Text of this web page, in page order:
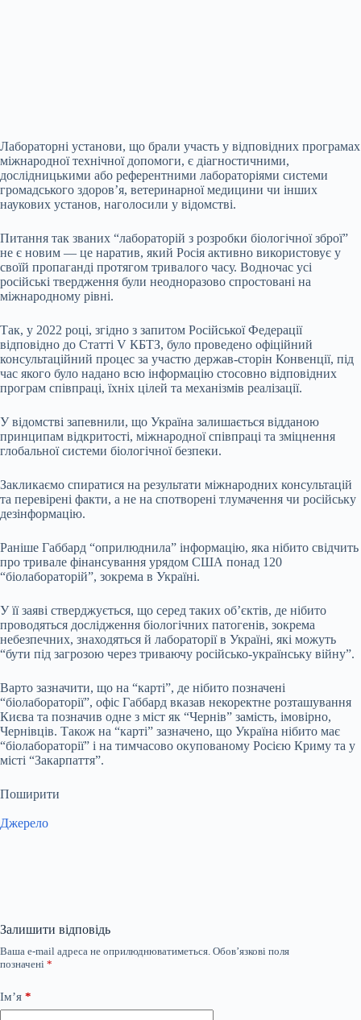
Лабораторні установи, що брали участь у відповідних програмах
міжнародної технічної допомоги, є діагностичними,
дослідницькими або референтними лабораторіями системи
громадського здоров’я, ветеринарної медицини чи інших
наукових установ, наголосили у відомстві.
Питання так званих “лабораторій з розробки біологічної зброї”
не є новим — це наратив, який Росія активно використовує у
своїй пропаганді протягом тривалого часу. Водночас усі
російські твердження були неодноразово спростовані на
міжнародному рівні.
Так, у 2022 році, згідно з запитом Російської Федерації
відповідно до Статті V КБТЗ, було проведено офіційний
консультаційний процес за участю держав-сторін Конвенції, під
час якого було надано всю інформацію стосовно відповідних
програм співпраці, їхніх цілей та механізмів реалізації.
У відомстві запевнили, що Україна залишається відданою
принципам відкритості, міжнародної співпраці та зміцнення
глобальної системи біологічної безпеки.
Закликаємо спиратися на результати міжнародних консультацій
та перевірені факти, а не на спотворені тлумачення чи російську
дезінформацію.
Раніше Габбард “оприлюднила” інформацію, яка нібито свідчить
про тривале фінансування урядом США понад 120
“біолабораторій”, зокрема в Україні.
У її заяві стверджується, що серед таких об’єктів, де нібито
проводяться дослідження біологічних патогенів, зокрема
небезпечних, знаходяться й лабораторії в Україні, які можуть
“бути під загрозою через триваючу російсько-українську війну”.
Варто зазначити, що на “карті”, де нібито позначені
“біолабораторії”, офіс Габбард вказав некоректне розташування
Києва та позначив одне з міст як “Чернів” замість, імовірно,
Чернівців. Також на “карті” зазначено, що Україна нібито має
“біолабораторії” і на тимчасово окупованому Росією Криму та у
місті “Закарпаття”.
Поширити
Джерело
Залишити відповідь
Ваша e-mail адреса не оприлюднюватиметься. Обов’язкові поля
позначені *
Ім’я *